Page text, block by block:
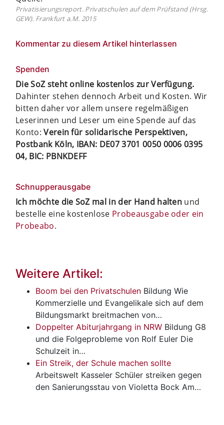
Privatisierungsreport. Privatschulen auf dem Prüfstand (Hrsg.
GEW). Frankfurt a.M. 2015
Kommentar zu diesem Artikel hinterlassen
Spenden
Die SoZ steht online kostenlos zur Verfügung.
Dahinter stehen dennoch Arbeit und Kosten. Wir
bitten daher vor allem unsere regelmäßigen
Leserinnen und Leser um eine Spende auf das
Konto:Verein für solidarische Perspektiven,
Postbank Köln, IBAN: DE07 3701 0050 0006 0395
04, BIC: PBNKDEFF
Schnupperausgabe
Ich möchte die SoZ mal in der Hand halten und
bestelle eine kostenlose Probeausgabe oder ein
Probeabo.
Weitere Artikel:
Boom bei den Privatschulen Bildung Wie
Kommerzielle und Evangelikale sich auf dem
Bildungsmarkt breitmachen von…
Doppelter Abiturjahrgang in NRW Bildung G8
und die Folgeprobleme von Rolf Euler Die
Schulzeit in…
Ein Streik, der Schule machen sollte
Arbeitswelt Kasseler Schüler streiken gegen
den Sanierungsstau von Violetta Bock Am…